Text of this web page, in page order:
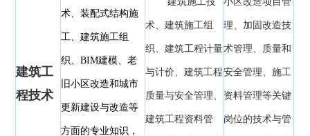
建筑工
程技术
术、装配式结构施
工、建筑施工组
织、BIM建模、老
旧小区改造和城市
更新建设与改造等
方面的专业知识，
术、建筑施工组
织、建筑工程计量
与计价、建筑工程
质量与安全管理、
建筑工程资料管
理、加固改造技
术管理、质量和
安全管理、施工
资料管理等关键
岗位的技术与管